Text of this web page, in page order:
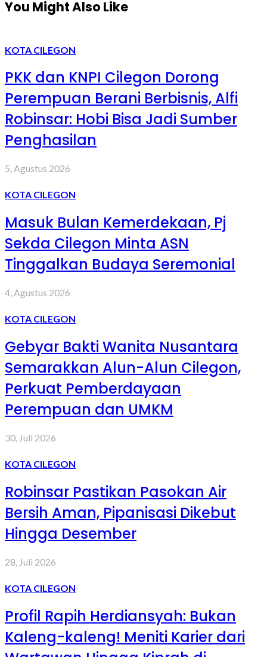
You Might Also Like
KOTA CILEGON
PKK dan KNPI Cilegon Dorong
Perempuan Berani Berbisnis, Alfi
Robinsar: Hobi Bisa Jadi Sumber
Penghasilan
5, Agustus 2026
KOTA CILEGON
Masuk Bulan Kemerdekaan, Pj
Sekda Cilegon Minta ASN
Tinggalkan Budaya Seremonial
4, Agustus 2026
KOTA CILEGON
Gebyar Bakti Wanita Nusantara
Semarakkan Alun-Alun Cilegon,
Perkuat Pemberdayaan
Perempuan dan UMKM
30, Juli 2026
KOTA CILEGON
Robinsar Pastikan Pasokan Air
Bersih Aman, Pipanisasi Dikebut
Hingga Desember
28, Juli 2026
KOTA CILEGON
Profil Rapih Herdiansyah: Bukan
Kaleng-kaleng! Meniti Karier dari